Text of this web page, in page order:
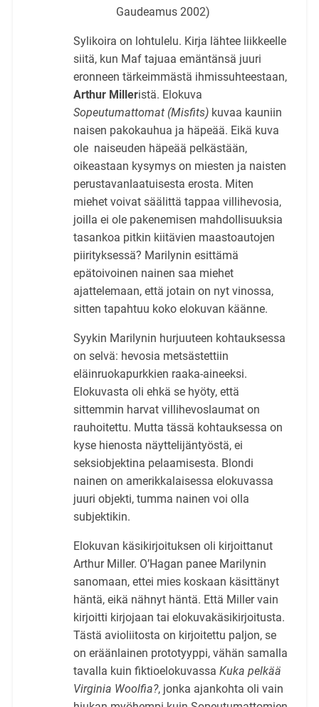
Gaudeamus 2002)
Sylikoira on lohtulelu. Kirja lähtee liikkeelle
siitä, kun Maf tajuaa emäntänsä juuri
eronneen tärkeimmästä ihmissuhteestaan,
Arthur Milleristä. Elokuva
Sopeutumattomat (Misfits)kuvaa kauniin
naisen pakokauhua ja häpeää. Eikä kuva
ole naiseuden häpeää pelkästään,
oikeastaan kysymys on miesten ja naisten
perustavanlaatuisesta erosta. Miten
miehet voivat säälittä tappaa villihevosia,
joilla ei ole pakenemisen mahdollisuuksia
tasankoa pitkin kiitävien maastoautojen
piirityksessä? Marilynin esittämä
epätoivoinen nainen saa miehet
ajattelemaan, että jotain on nyt vinossa,
sitten tapahtuu koko elokuvan käänne.
Syykin Marilynin hurjuuteen kohtauksessa
on selvä: hevosia metsästettiin
eläinruokapurkkien raaka-aineeksi.
Elokuvasta oli ehkä se hyöty, että
sittemmin harvat villihevoslaumat on
rauhoitettu. Mutta tässä kohtauksessa on
kyse hienosta näyttelijäntyöstä, ei
seksiobjektina pelaamisesta. Blondi
nainen on amerikkalaisessa elokuvassa
juuri objekti, tumma nainen voi olla
subjektikin.
Elokuvan käsikirjoituksen oli kirjoittanut
Arthur Miller. O’Hagan panee Marilynin
sanomaan, ettei mies koskaan käsittänyt
häntä, eikä nähnyt häntä. Että Miller vain
kirjoitti kirjojaan tai elokuvakäsikirjoitusta.
Tästä avioliitosta on kirjoitettu paljon, se
on eräänlainen prototyyppi, vähän samalla
tavalla kuin fiktioelokuvassa Kuka pelkää
Virginia Woolfia?, jonka ajankohta oli vain